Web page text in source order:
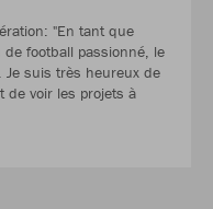
"En tant que
football passionné, le
Je suis très heureux de
de voir les projets à